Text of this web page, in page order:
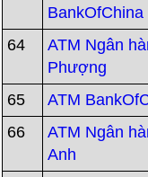
64
ATM Ngân
Phượng
65 ATM
66
ATM Ngân
Anh